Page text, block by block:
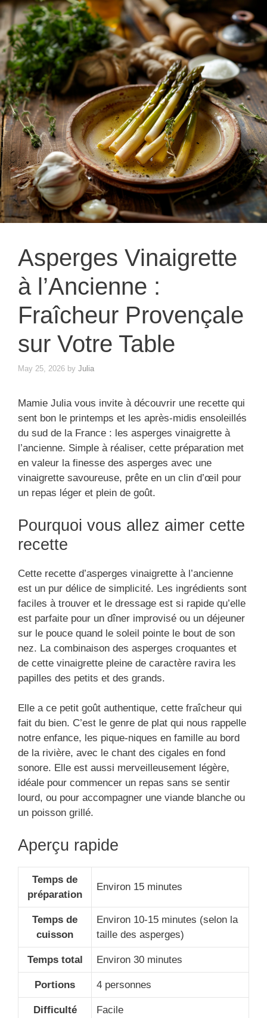
Asperges Vinaigrette
à l’Ancienne :
Fraîcheur Provençale
sur Votre Table
May 25, 2026 by Julia
Mamie Julia vous invite à découvrir une recette qui
sent bon le printemps et les après-midis ensoleillés
du sud de la France : les asperges vinaigrette à
l’ancienne. Simple à réaliser, cette préparation met
en valeur la finesse des asperges avec une
vinaigrette savoureuse, prête en un clin d’œil pour
un repas léger et plein de goût.
Pourquoi vous allez aimer cette
recette
Cette recette d’asperges vinaigrette à l’ancienne
est un pur délice de simplicité. Les ingrédients sont
faciles à trouver et le dressage est si rapide qu’elle
est parfaite pour un dîner improvisé ou un déjeuner
sur le pouce quand le soleil pointe le bout de son
nez. La combinaison des asperges croquantes et
de cette vinaigrette pleine de caractère ravira les
papilles des petits et des grands.
Elle a ce petit goût authentique, cette fraîcheur qui
fait du bien. C’est le genre de plat qui nous rappelle
notre enfance, les pique-niques en famille au bord
de la rivière, avec le chant des cigales en fond
sonore. Elle est aussi merveilleusement légère,
idéale pour commencer un repas sans se sentir
lourd, ou pour accompagner une viande blanche ou
un poisson grillé.
Aperçu rapide
Temps de
préparation
Environ 15 minutes
Temps de
cuisson
Environ 10-15 minutes (selon la
taille des asperges)
Temps total Environ 30 minutes
Portions 4 personnes
Difficulté Facile